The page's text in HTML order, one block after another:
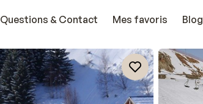
Questions & Contact Mes favoris Blog